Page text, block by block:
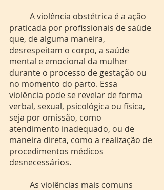
praticada por profissionais de saúde
que, de alguma maneira,
desrespeitam o corpo, a saúde
mental e emocional da mulher
durante o processo de gestação ou
no momento do parto. Essa
violência pode se revelar de forma
verbal, sexual, psicológica ou física,
seja por omissão, como
atendimento inadequado, ou de
maneira direta, como a realização de
procedimentos médicos
desnecessários.